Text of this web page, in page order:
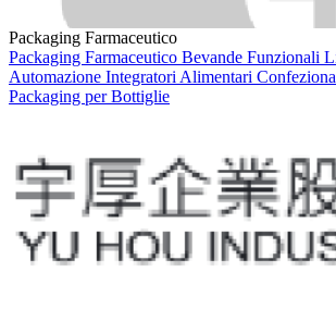
Packaging Farmaceutico
Packaging Farmaceutico Bevande Funzionali
Automazione Integratori Alimentari
Packaging per Bottiglie